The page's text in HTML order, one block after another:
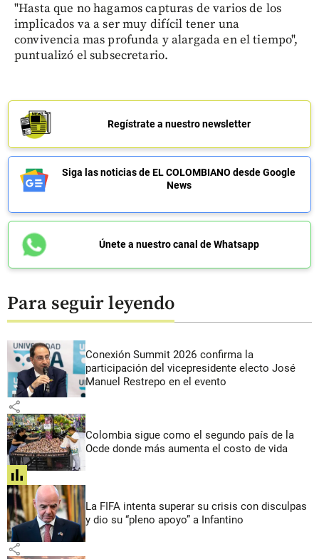
"Hasta que no hagamos capturas de varios de los
implicados va a ser muy difícil tener una
convivencia mas profunda y alargada en el tiempo",
puntualizó el subsecretario.
Regístrate a nuestro newsletter
Siga las noticias de EL COLOMBIANO desde Google
News
Únete a nuestro canal de Whatsapp
Para seguir leyendo
Conexión Summit 2026 confirma la
participación del vicepresidente electo José
Manuel Restrepo en el evento
share
Colombia sigue como el segundo país de la
Ocde donde más aumenta el costo de vida
share
La FIFA intenta superar su crisis con disculpas
y dio su “pleno apoyo” a Infantino
share